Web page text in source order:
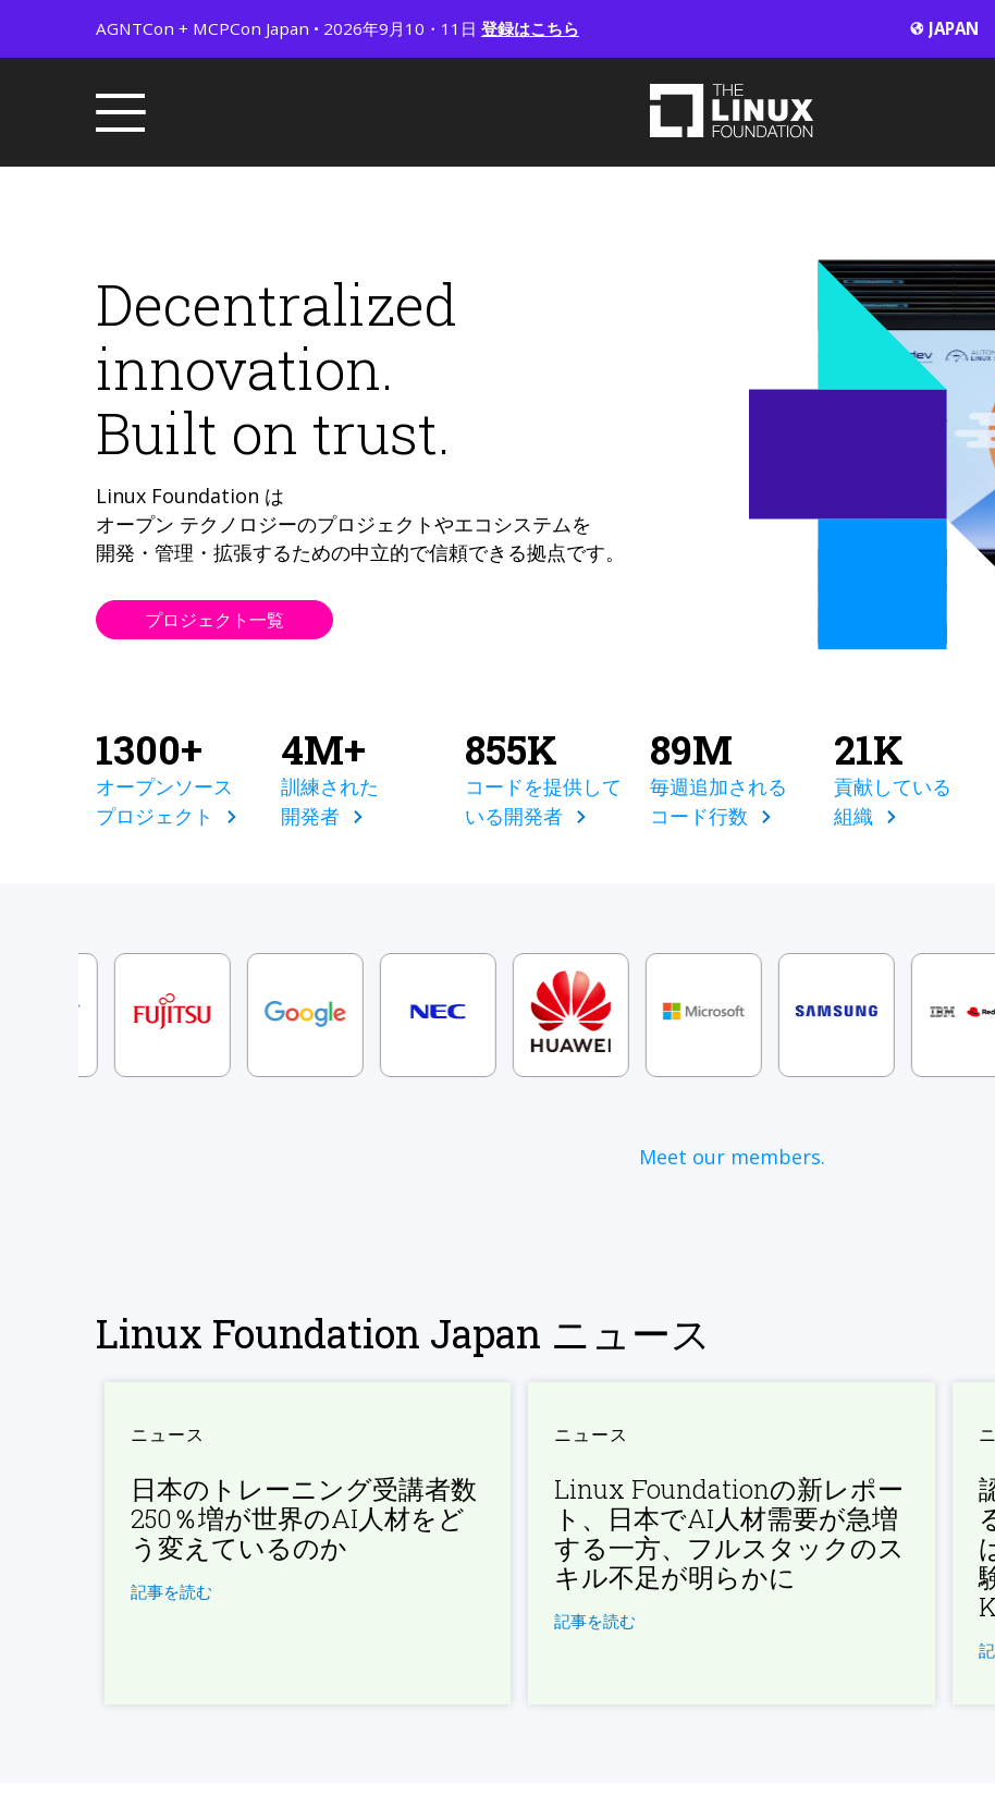
AGNTCon + MCPCon Japan • 2026年9月10・11日 登録はこちら
Decentralized
innovation.
Built on trust.
Linux Foundation は
オープン テクノロジーのプロジェクトやエコシステムを
開発・管理・拡張するための中立的で信頼できる拠点です。
プロジェクト一覧
1300+
オープンソース
プロジェクト
4M+
訓練された
開発者
855K
コードを提供して
いる開発者
89M
毎週追加される
コード行数
21K
貢献している
組織
Meet our members.
Linux Foundation Japan ニュース
ニュース
日本のトレーニング受講者数
250％増が世界のAI人材をど
う変えているのか
記事を読む
ニュース
Linux Foundationの新レポー
ト、日本でAI人材需要が急増
する一方、フルスタックのス
キル不足が明らかに
記事を読む